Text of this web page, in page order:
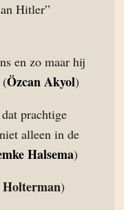
Hitler”
en zo maar hij
(Özcan Akyol)
prachtige
alleen in de
Halsema)
)